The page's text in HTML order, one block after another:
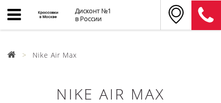
Дисконт №1
в России
Nike Air Max
NIKE AIR MAX